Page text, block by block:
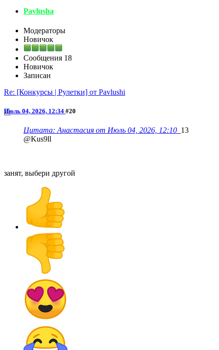
Pavlusha
Модераторы
Новичок
Сообщения 18
Новичок
Записан
Re: [Конкурсы | Рулетки] от Pavlushi
Июль 04, 2026, 12:34 #20
Цитата: Анастасия от Июль 04, 2026, 12:10 13
@Kus9ll
занят, выбери другой